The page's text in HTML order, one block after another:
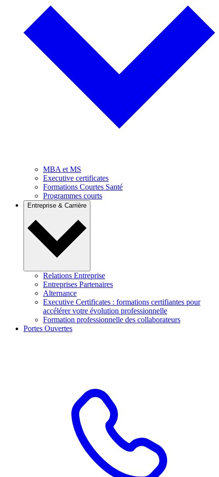
MBA et MS
Executive certificates
Formations Courtes Santé
Programmes courts
Entreprise & Carrière
Relations Entreprise
Entreprises Partenaires
Alternance
Executive Certificates : formations certifiantes pour
accélérer votre évolution professionnelle
Formation professionnelle des collaborateurs
Portes Ouvertes